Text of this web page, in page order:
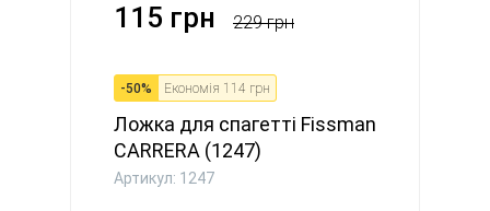
115 грн 229 грн
-50% Економія 114 грн
Ложка для спагетті Fissman
CARRERA (1247)
Артикул: 1247